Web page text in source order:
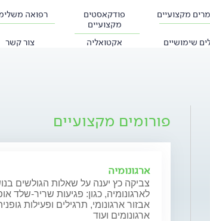
מקצועיים
פודקאסטים
מקצועיים
רפואה
שימושיים אקטואליה צור קשר
פורומים מקצועיים
ארגונומיה
צביקה כץ יענה על שאלות הגולשים
לארגונומיה, כגון: פגיעות שריר-שלד
אבזור ארגונומי, תרגילים ופעילות
ארגונומים ועוד